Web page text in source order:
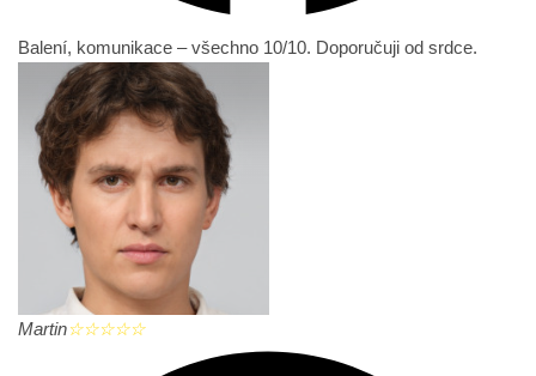
Balení, komunikace – všechno 10/10. Doporučuji od srdce.
Martin☆☆☆☆☆